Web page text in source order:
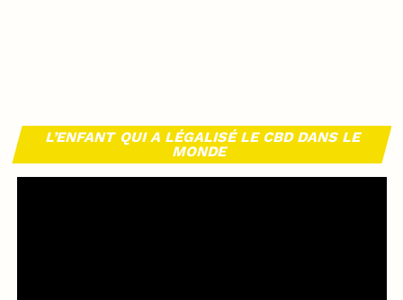
L’ENFANT QUI A LÉGALISÉ LE CBD DANS LE
MONDE